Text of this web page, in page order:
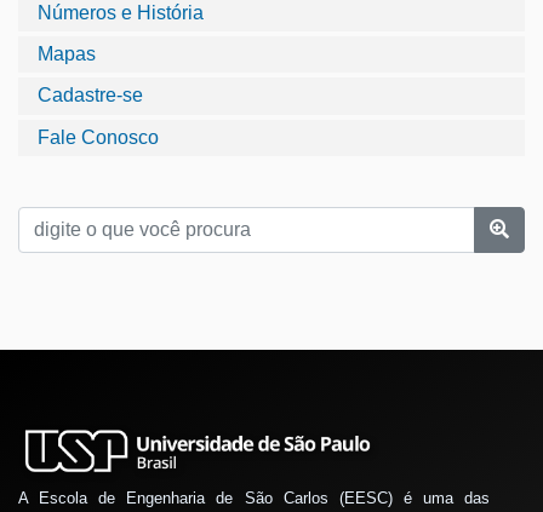
Números e História
Mapas
Cadastre-se
Fale Conosco
A Escola de Engenharia de São Carlos (EESC) é uma das